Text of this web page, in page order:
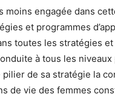
moins engagée dans
et programmes
toutes les stratégies
à tous les
de sa stratégie la
de vie des femmes